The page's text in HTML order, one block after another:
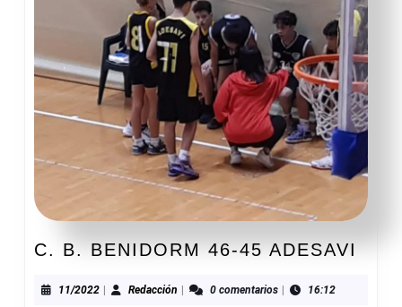
C. B. BENIDORM 46-45 ADESAVI
11/202211/2022Redacción Redacción0 comentarios 16:12